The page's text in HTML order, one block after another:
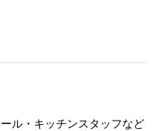
ール・キッチンスタッフなど